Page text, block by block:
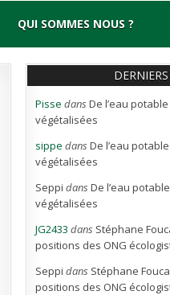
QUI SOMMES NOUS ?
Pisse dansDe l’eau
végétalisées
sippe dansDe l’eau
végétalisées
Seppi dansDe l’eau
végétalisées
JG2433 dans Stéphane
positions des ONG
Seppi dans Stéphane
positions des ONG